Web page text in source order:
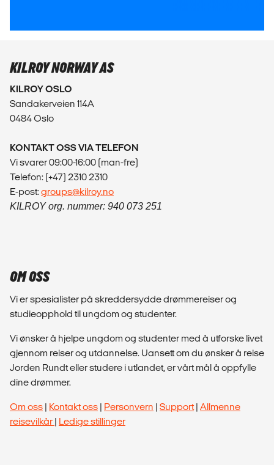
KILROY NORWAY AS
KILROY OSLO
Sandakerveien 114A
0484 Oslo
KONTAKT OSS VIA TELEFON
Vi svarer 09:00-16:00 (man-fre)
Telefon: (+47) 2310 2310
E-post:groups@kilroy.no
KILROY org. nummer: 940 073 251
OM OSS
Vi er spesialister på skreddersydde drømmereiser og
studieopphold til ungdom og studenter.
Vi ønsker å hjelpe ungdom og studenter med å utforske livet
gjennom reiser og utdannelse. Uansett om du ønsker å reise
Jorden Rundt eller studere i utlandet, er vårt mål å oppfylle
dine drømmer.
Om oss | Kontakt oss | Personvern | Support| Allmenne
reisevilkår | Ledige stillinger